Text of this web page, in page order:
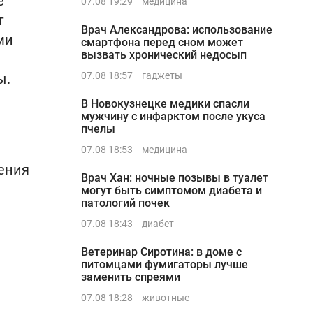
Врач Александрова: использование
смартфона перед сном может
вызвать хронический недосып
07.08 18:57 гаджеты
В Новокузнецке медики спасли
мужчину с инфарктом после укуса
пчелы
07.08 18:53 медицина
Врач Хан: ночные позывы в туалет
могут быть симптомом диабета и
патологий почек
07.08 18:43 диабет
Ветеринар Сиротина: в доме с
питомцами фумигаторы лучше
заменить спреями
07.08 18:28 животные